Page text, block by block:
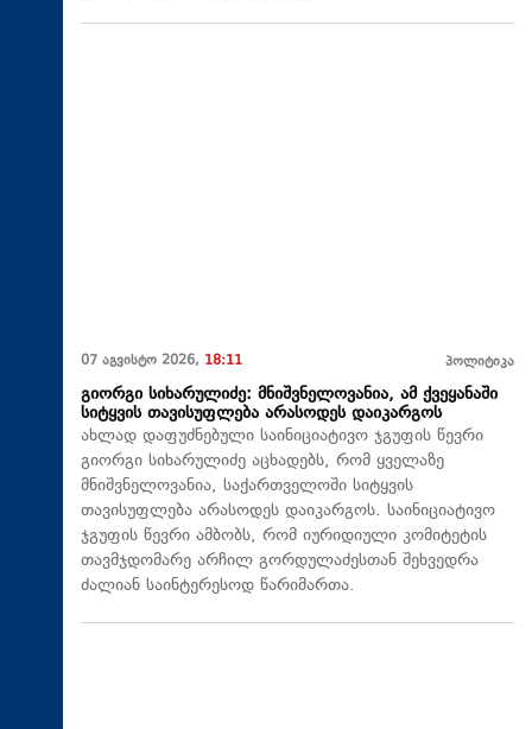
07 აგვისტო 2026, 18:11 პოლიტიკა
გიორგი სიხარულიძე: მნიშვნელოვანია, ამ ქვეყანაში
სიტყვის თავისუფლება არასოდეს დაიკარგოს
ახლად დაფუძნებული საინიციატივო ჯგუფის წევრი
გიორგი სიხარულიძე აცხადებს, რომ ყველაზე
მნიშვნელოვანია, საქართველოში სიტყვის
თავისუფლება არასოდეს დაიკარგოს. საინიციატივო
ჯგუფის წევრი ამბობს, რომ იურიდიული კომიტეტის
თავმჯდომარე არჩილ გორდულაძესთან შეხვედრა
ძალიან საინტერესოდ წარიმართა.